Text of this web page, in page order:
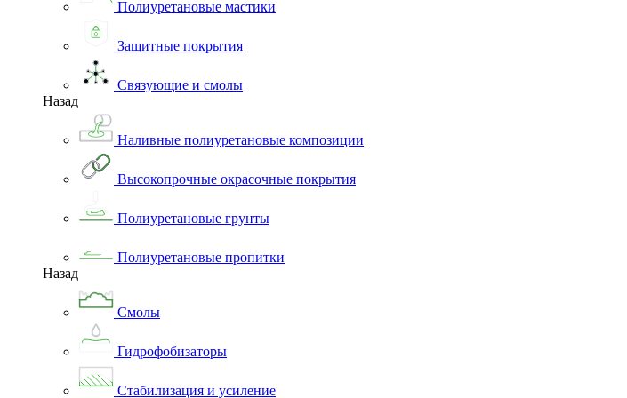
Полиуретановые мастики
Защитные покрытия
Связующие и смолы
Назад
Наливные полиуретановые композиции
Высокопрочные окрасочные покрытия
Полиуретановые грунты
Полиуретановые пропитки
Назад
Смолы
Гидрофобизаторы
Стабилизация и усиление